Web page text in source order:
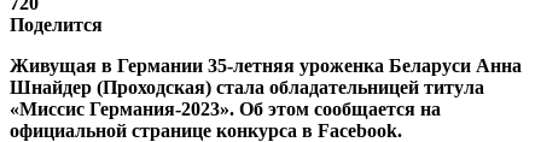
Поделится
Живущая в Германии 35-летняя уроженка Беларуси Анна
Шнайдер (Проходская) стала обладательницей титула
«Миссис Германия-2023». Об этом сообщается на
официальной странице конкурса в Facebook.